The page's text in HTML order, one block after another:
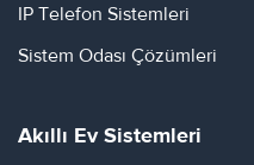
IP Telefon Sistemleri
Sistem Odası Çözümleri
Akıllı Ev Sistemleri